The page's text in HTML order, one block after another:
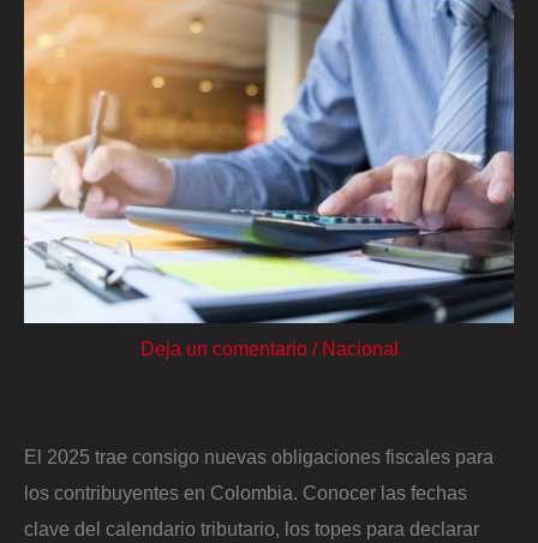
Deja un comentario / Nacional
El 2025 trae consigo nuevas obligaciones fiscales para
los contribuyentes en Colombia. Conocer las fechas
clave del calendario tributario, los topes para declarar